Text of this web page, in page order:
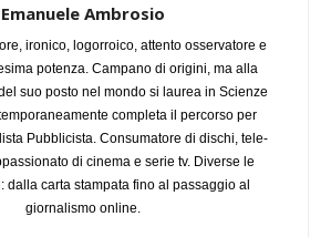
Emanuele Ambrosio
ironico, logorroico, attento osservatore e
potenza. Campano di origini, ma alla
suo posto nel mondo si laurea in Scienze
completa il percorso per
Pubblicista. Consumatore di dischi, tele-
di cinema e serie tv. Diverse le
dalla carta stampata fino al passaggio al
giornalismo online.